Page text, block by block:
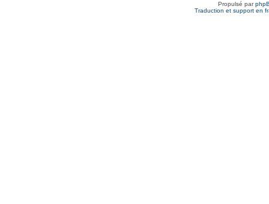
Propulsé par
Traduction et support en